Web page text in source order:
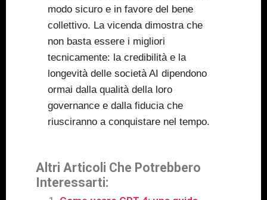
modo sicuro e in favore del bene
collettivo. La vicenda dimostra che
non basta essere i migliori
tecnicamente: la credibilità e la
longevità delle società AI dipendono
ormai dalla qualità della loro
governance e dalla fiducia che
riusciranno a conquistare nel tempo.
Altri Articoli Che Potrebbero
Interessarti: